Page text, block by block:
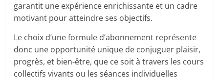
garantit une expérience enrichissante et un cadre
motivant pour atteindre ses objectifs.
Le choix d’une formule d’abonnement représente
donc une opportunité unique de conjuguer plaisir,
progrès, et bien-être, que ce soit à travers les cours
collectifs vivants ou les séances individuelles